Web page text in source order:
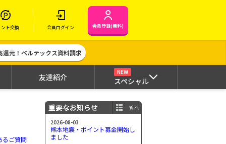
ト交換 会員ログイン 会員登録(無料)
還元！ベルテックス資料請求
友達紹介
NEW
スペシャル
るご質問
重要なお知らせ
一覧へ
2026-08-03
熊本地震・ポイント募金開始し
ました